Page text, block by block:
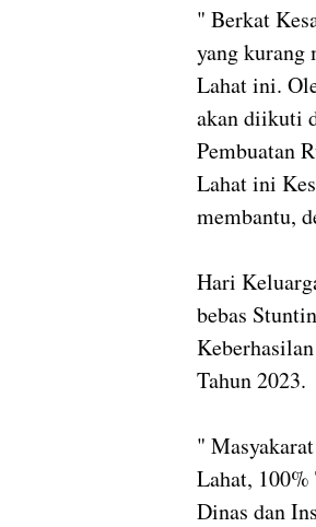
" Berkat
yang kurang
Lahat ini.
akan diikuti
Pembuatan
Lahat ini
membantu,
Hari
bebas
Tahun 2023.
"
Lahat, 100%
Dinas dan